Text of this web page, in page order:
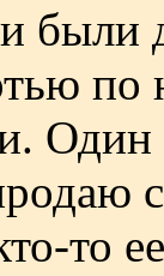
были
по
Один
то